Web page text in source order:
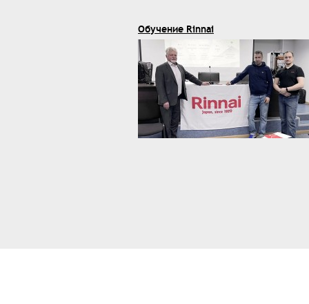
Обучение Rinnai